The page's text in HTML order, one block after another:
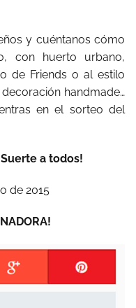
y cuéntanos cómo
con huerto urbano,
de Friends o al estilo
handmade…
en el sorteo del
a todos!
de 2015